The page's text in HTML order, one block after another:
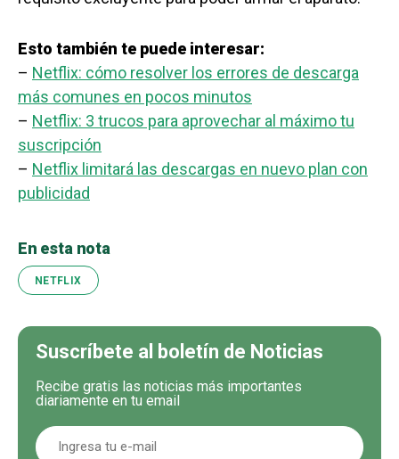
Esto también te puede interesar:
– Netflix: cómo resolver los errores de descarga
más comunes en pocos minutos
– Netflix: 3 trucos para aprovechar al máximo tu
suscripción
– Netflix limitará las descargas en nuevo plan con
publicidad
En esta nota
NETFLIX
Suscríbete al boletín de Noticias
Recibe gratis las noticias más importantes
diariamente en tu email